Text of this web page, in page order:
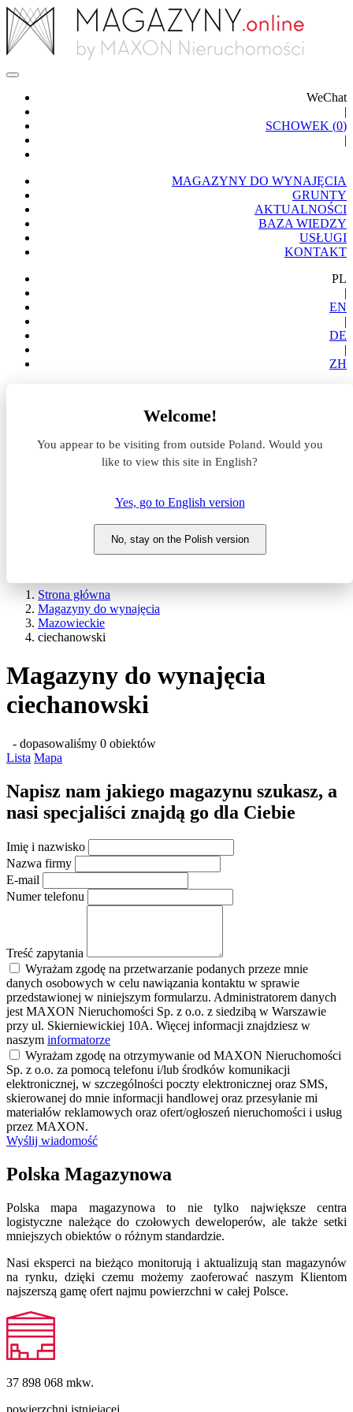
WeChat
|
SCHOWEK (0)
|
MAGAZYNY DO WYNAJĘCIA
GRUNTY
AKTUALNOŚCI
BAZA WIEDZY
USŁUGI
KONTAKT
PL
|
EN
|
DE
|
ZH
Welcome!
You appear to be visiting from outside Poland. Would you
like to view this site in English?
Yes, go to English version
No, stay on the Polish version
Lokalizacja
Strona główna
Magazyny do wynajęcia
Mazowieckie
ciechanowski
Magazyny do wynajęcia
ciechanowski
- dopasowaliśmy 0 obiektów
Lista Mapa
Napisz nam jakiego magazynu szukasz, a
nasi specjaliści znajdą go dla Ciebie
Imię i nazwisko
Nazwa firmy
E-mail
Numer telefonu
Treść zapytania
Wyrażam zgodę na przetwarzanie podanych przeze mnie
danych osobowych w celu nawiązania kontaktu w sprawie
przedstawionej w niniejszym formularzu. Administratorem danych
jest MAXON Nieruchomości Sp. z o.o. z siedzibą w Warszawie
przy ul. Skierniewickiej 10A. Więcej informacji znajdziesz w
naszym informatorze
Wyrażam zgodę na otrzymywanie od MAXON Nieruchomości
Sp. z o.o. za pomocą telefonu i/lub środków komunikacji
elektronicznej, w szczególności poczty elektronicznej oraz SMS,
skierowanej do mnie informacji handlowej oraz przesyłanie mi
materiałów reklamowych oraz ofert/ogłoszeń nieruchomości i usług
przez MAXON.
Wyślij wiadomość
Polska Magazynowa
Polska mapa magazynowa to nie tylko największe centra
logistyczne należące do czołowych deweloperów, ale także setki
mniejszych obiektów o różnym standardzie.
Nasi eksperci na bieżąco monitorują i aktualizują stan magazynów
na rynku, dzięki czemu możemy zaoferować naszym Klientom
najszerszą gamę ofert najmu powierzchni w całej Polsce.
37 898 068 mkw.
powierzchni istniejącej